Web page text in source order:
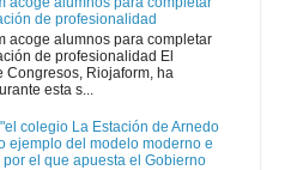
de profesionalidad
acoge alumnos para completar
de profesionalidad El
Congresos, Riojaform, ha
esta s...
colegio La Estación de Arnedo
ejemplo del modelo moderno e
el que apuesta el Gobierno